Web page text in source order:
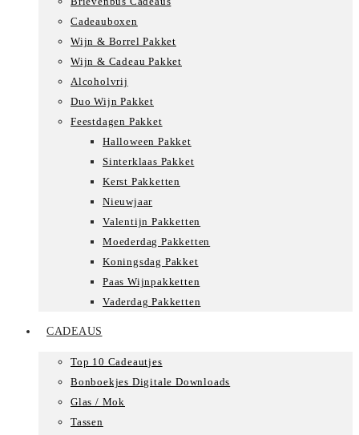
Cadeauboxen
Wijn & Borrel Pakket
Wijn & Cadeau Pakket
Alcoholvrij
Duo Wijn Pakket
Feestdagen Pakket
Halloween Pakket
Sinterklaas Pakket
Kerst Pakketten
Nieuwjaar
Valentijn Pakketten
Moederdag Pakketten
Koningsdag Pakket
Paas Wijnpakketten
Vaderdag Pakketten
CADEAUS
Top 10 Cadeautjes
Bonboekjes Digitale Downloads
Glas / Mok
Tassen